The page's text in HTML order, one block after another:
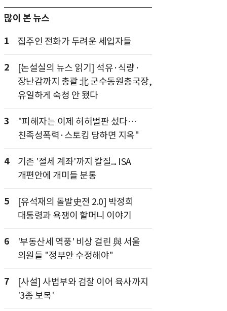
많이 본 뉴스
1
집주인 전화가 두려운 세입자들
2
[논설실의 뉴스 읽기] 석유·식량·
장난감까지 총괄 北 군수동원총국장,
유일하게 숙청 안 됐다
3
"피해자는 이제 허허벌판 섰다…
친족성폭력·스토킹 당하면 지옥"
4
기존 '절세 계좌'까지 칼질... ISA
개편안에 개미들 분통
5
[유석재의 돌발史전 2.0] 박정희
대통령과 욕쟁이 할머니 이야기
6
'부동산세 역풍' 비상 걸린 與 서울
의원들 "정부안 수정해야"
7
[사설] 사법부와 검찰 이어 육사까지
'3종 보복'